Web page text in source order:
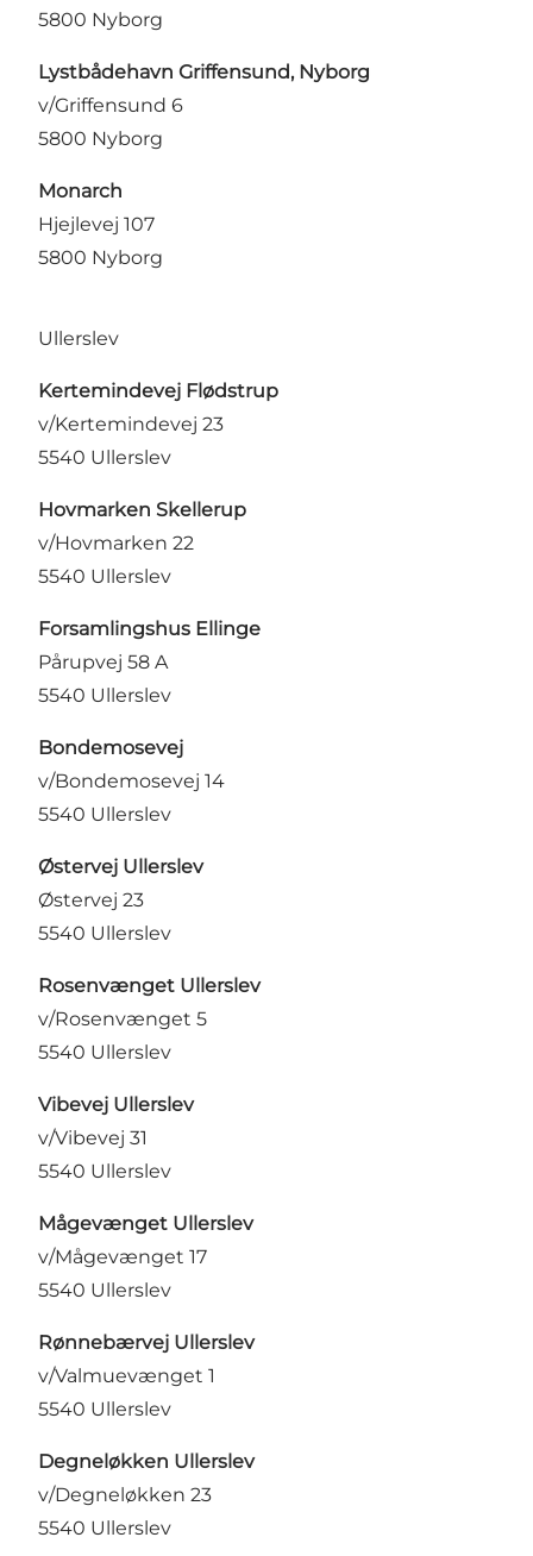
5800 Nyborg
Lystbådehavn Griffensund, Nyborg
v/Griffensund 6
5800 Nyborg
Monarch
Hjejlevej 107
5800 Nyborg
Ullerslev
Kertemindevej Flødstrup
v/Kertemindevej 23
5540 Ullerslev
Hovmarken Skellerup
v/Hovmarken 22
5540 Ullerslev
Forsamlingshus Ellinge
Pårupvej 58 A
5540 Ullerslev
Bondemosevej
v/Bondemosevej 14
5540 Ullerslev
Østervej Ullerslev
Østervej 23
5540 Ullerslev
Rosenvænget Ullerslev
v/Rosenvænget 5
5540 Ullerslev
Vibevej Ullerslev
v/Vibevej 31
5540 Ullerslev
Mågevænget Ullerslev
v/Mågevænget 17
5540 Ullerslev
Rønnebærvej Ullerslev
v/Valmuevænget 1
5540 Ullerslev
Degneløkken Ullerslev
v/Degneløkken 23
5540 Ullerslev